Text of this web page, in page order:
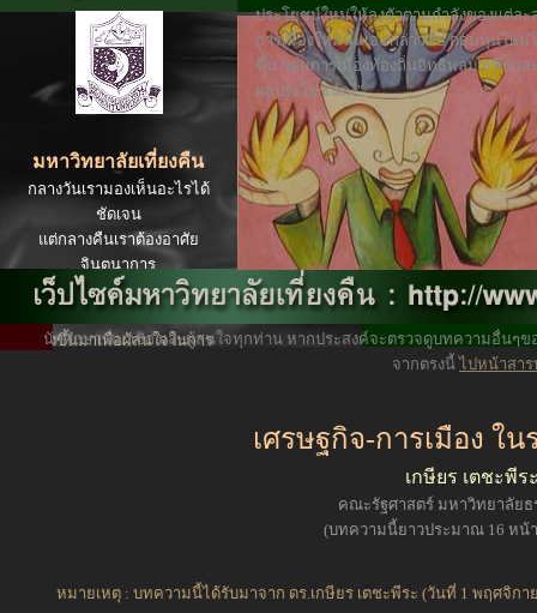
มหาวิทยาลัยเที่ยงคืน
กลางวันเรามองเห็นอะไรได้
ชัดเจน
แต่กลางคืนเราต้องอาศัย
จินตนาการ
Website ของมหาวิทยาลัยเที่ยง
สร้างขึ้นมาเพื่อผู้สนใจในการ
นักศึกษา สมาชิก และผู้สนใจทุกท่าน หากประสงค์จะตรวจดูบทความอื่นๆ
จากตรงนี้ไปหน้าสา
เศรษฐกิจ-การเมือง ใ
เกษียร เตชะพีร
คณะรัฐศาสตร์ มหาวิทยาลัยธ
(บทความนี้ยาวประมาณ 16 หน้
หมายเหตุ : บทความนี้ได้รับมาจาก ดร.เกษียร เตชะพีระ (วันที่ 1 พฤศจิกา
ประโยชน์ใหม่ให้ลงตัวตามกำลังของแต่ล
การเมืองใหม่นั่นเอง กล่าวคือ กลุ่มทุนใหม่
ขึ้น กลุ่มการเมืองท้องถิ่นอิทธิพลมาเฟียแล
ผลประโยชน์ลง"